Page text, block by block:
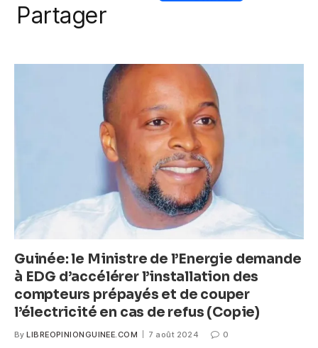
k
a
w
itt
m
A
p
e
n
g
er
Partager
Guinée: le Ministre de l’Energie demande
à EDG d’accélérer l’installation des
compteurs prépayés et de couper
l’électricité en cas de refus (Copie)
By LIBREOPINIONGUINEE.COM 7 août 2024 0